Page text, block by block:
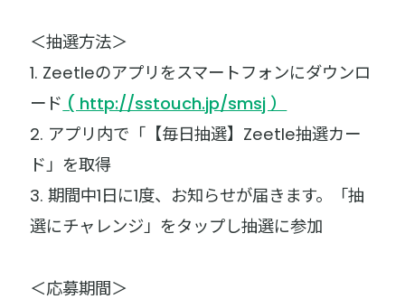
＜抽選方法＞
1. Zeetleのアプリをスマートフォンにダウンロ
ード ( http://sstouch.jp/smsj ）
2. アプリ内で「【毎日抽選】Zeetle抽選カー
ド」を取得
3. 期間中1日に1度、お知らせが届きます。「抽
選にチャレンジ」をタップし抽選に参加
＜応募期間＞